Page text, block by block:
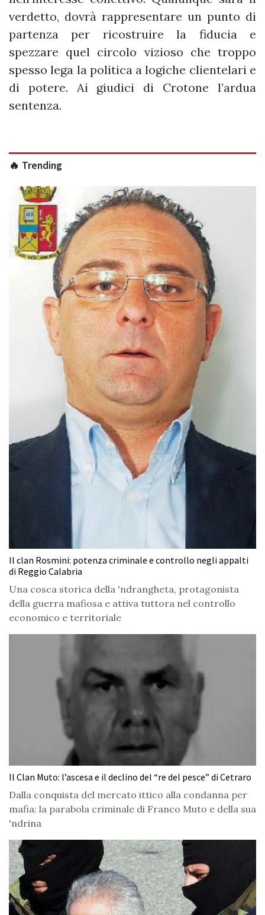
verdetto, dovrà rappresentare un punto di
partenza per ricostruire la fiducia e
spezzare quel circolo vizioso che troppo
spesso lega la politica a logiche clientelari e
di potere. Ai giudici di Crotone l’ardua
sentenza.
🔥 Trending
Il clan Rosmini: potenza criminale e controllo negli appalti
di Reggio Calabria
Una cosca storica della 'ndrangheta, protagonista
della guerra mafiosa e attiva tuttora nel controllo
economico e territoriale
Il Clan Muto: l’ascesa e il declino del “re del pesce” di Cetraro
Dalla conquista del mercato ittico alla condanna per
mafia: la parabola criminale di Franco Muto e della sua
'ndrina